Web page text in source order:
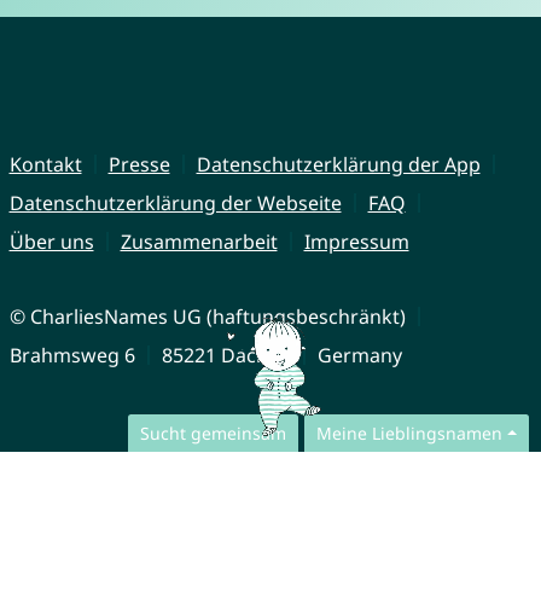
Sucht gemeinsam Meine Lieblingsnamen
Kontakt Presse
Datenschutzerklärung der App
Datenschutzerklärung der Webseite
FAQ
Über uns
Zusammenarbeit Impressum
© CharliesNames UG (haftungsbeschränkt)
Brahmsweg 6
85221 Dachau Germany